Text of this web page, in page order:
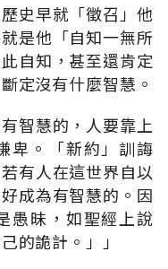
史早就「徵召」他
是他「自知一無所
自知，甚至還肯定
定沒有什麼智慧。
智慧的，人要靠上
卑。「新約」訓誨
有人在這世界自以
成為有智慧的。因
愚昧，如聖經上說
的詭計。」」